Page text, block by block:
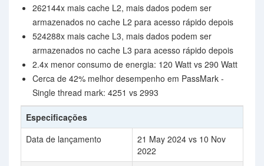
262144x mais cache L2, mais dados podem ser
armazenados no cache L2 para acesso rápido depois
524288x mais cache L3, mais dados podem ser
armazenados no cache L3 para acesso rápido depois
2.4x menor consumo de energia: 120 Watt vs 290 Watt
Cerca de 42% melhor desempenho em PassMark -
Single thread mark: 4251 vs 2993
Especificações
Data de lançamento
21 May 2024 vs 10 Nov
2022